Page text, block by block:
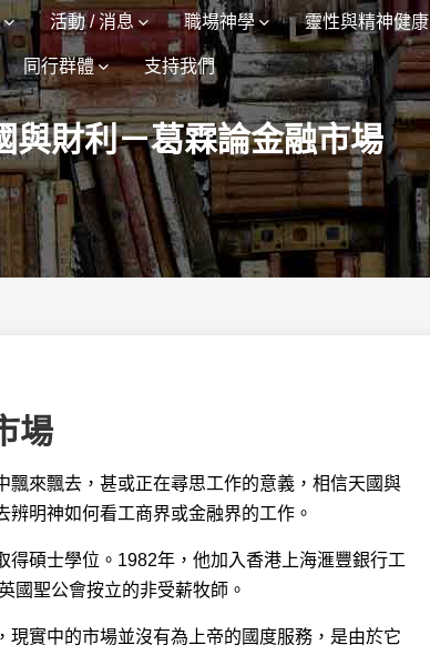
活動 / 消息 職場神學 靈性與精神健康
同行群體 支持我們
與財利－葛霖論金融市場
場
飄來飄去，甚或正在尋思工作的意義，相信天國與
明神如何看工商界或金融界的工作。
碩士學位。1982年，他加入香港上海滙豐銀行工
國聖公會按立的非受薪牧師。
實中的市場並沒有為上帝的國度服務，是由於它